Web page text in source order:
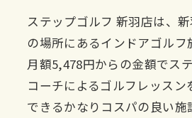
ステップゴルフ 新羽店は、
の場所にあるインドアゴルフ
月額5,478円からの金額でス
コーチによるゴルフレッスン
できるかなりコスパの良い施